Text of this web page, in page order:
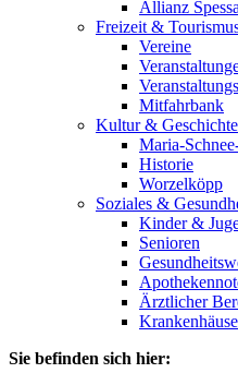
Allianz
Freizeit &
Vereine
Mitfahrbank
Kultur & Geschichte
Maria-
Historie
Worzelköpp
Soziales &
Kinder &
Senioren
Ärztlicher
Sie befinden sich hier: